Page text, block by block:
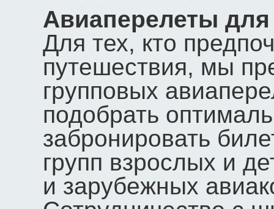
Авиаперелеты
Для тех, кто
путешествия, мы
групповых
подобрать
забронировать
групп взрослых и
и зарубежных